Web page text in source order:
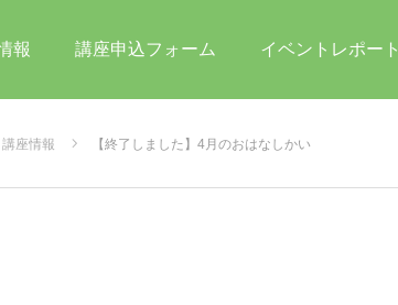
報 講座申込フォーム イベントレポート
講座情報 【終了しました】4月のおはなしかい